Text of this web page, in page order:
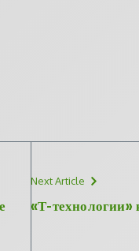
Next Article
«Т-технологии»